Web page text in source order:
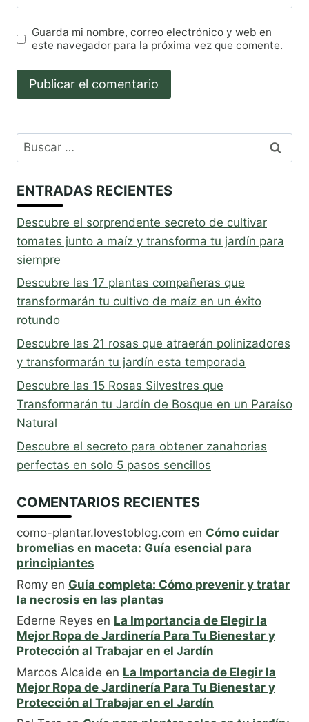
Guarda mi nombre, correo electrónico y web en
este navegador para la próxima vez que comente.
Buscar:
ENTRADAS RECIENTES
Descubre el sorprendente secreto de cultivar
tomates junto a maíz y transforma tu jardín para
siempre
Descubre las 17 plantas compañeras que
transformarán tu cultivo de maíz en un éxito
rotundo
Descubre las 21 rosas que atraerán polinizadores
y transformarán tu jardín esta temporada
Descubre las 15 Rosas Silvestres que
Transformarán tu Jardín de Bosque en un Paraíso
Natural
Descubre el secreto para obtener zanahorias
perfectas en solo 5 pasos sencillos
COMENTARIOS RECIENTES
como-plantar.lovestoblog.com en Cómo cuidar
bromelias en maceta: Guía esencial para
principiantes
Romy en Guía completa: Cómo prevenir y tratar
la necrosis en las plantas
Ederne Reyes en La Importancia de Elegir la
Mejor Ropa de Jardinería Para Tu Bienestar y
Protección al Trabajar en el Jardín
Marcos Alcaide en La Importancia de Elegir la
Mejor Ropa de Jardinería Para Tu Bienestar y
Protección al Trabajar en el Jardín